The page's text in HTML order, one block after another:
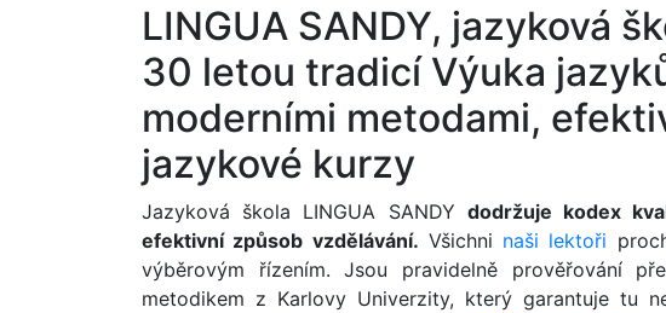
LINGUA SANDY, jazyková
30 letou tradicí Výuka
moderními metodami,
jazykové kurzy
Jazyková škola LINGUA SANDY dodržuje kodex
efektivní způsob vzdělávání. Všichni naši lektoři
výběrovým řízením. Jsou pravidelně prověřování
metodikem z Karlovy Univerzity, který garantuje tu